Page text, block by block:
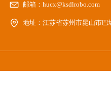
邮箱： hucx@ksdlrobo.com
地址： 江苏省苏州市昆山市巴